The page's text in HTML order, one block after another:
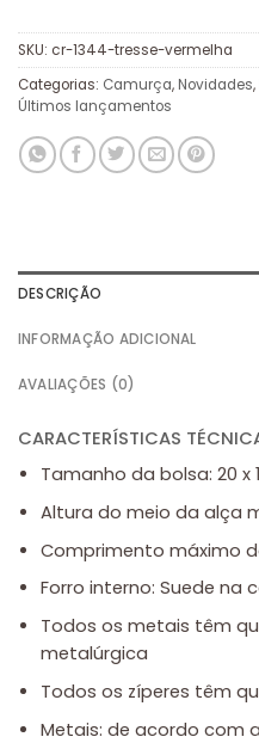
SKU: cr-1344-tresse-vermelha
Categorias: Camurça, Novidades,
Últimos lançamentos
DESCRIÇÃO
INFORMAÇÃO ADICIONAL
AVALIAÇÕES (0)
CARACTERÍSTICAS
Tamanho da bolsa: 20 x
Altura do meio da alça
Comprimento máximo
Forro interno: Suede na
Todos os metais têm
metalúrgica
Todos os zíperes têm
Metais: de acordo com